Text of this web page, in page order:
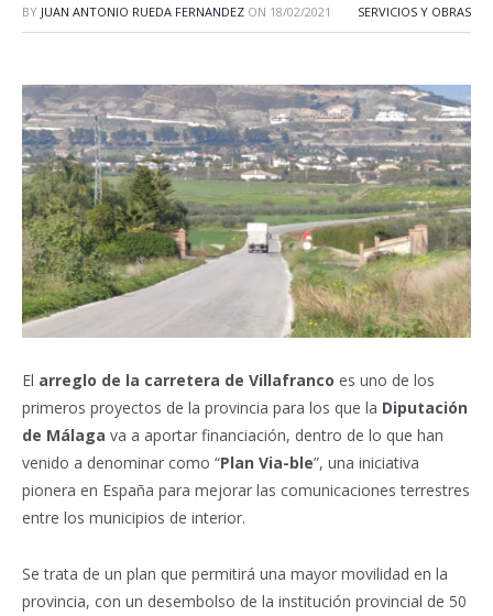
BY JUAN ANTONIO RUEDA FERNANDEZ ON 18/02/2021 SERVICIOS Y OBRAS
El arreglo de la carretera de Villafranco es uno de los
primeros proyectos de la provincia para los que la Diputación
de Málaga va a aportar financiación, dentro de lo que han
venido a denominar como “Plan Via-ble”, una iniciativa
pionera en España para mejorar las comunicaciones terrestres
entre los municipios de interior.
Se trata de un plan que permitirá una mayor movilidad en la
provincia, con un desembolso de la institución provincial de 50